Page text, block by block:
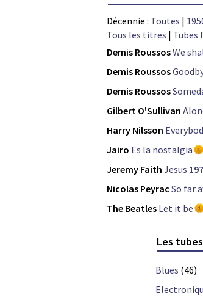
Décennie : Toutes |
Tous les titres | Tubes
Demis RoussosWe
Demis Roussos
Demis Roussos
Gilbert O'Sullivan
Harry Nilsson
Jairo Es la nostalgia
Jeremy Faith Jesus
Nicolas Peyrac So far
The Beatles Let it be
Les
Blues (46)